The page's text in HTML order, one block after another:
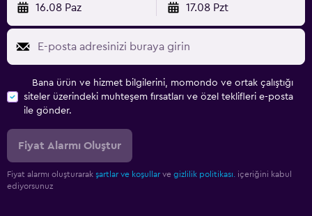
16.08 Paz 17.08 Pzt
Bana ürün ve hizmet bilgilerini, momondo ve ortak çalıştığı
siteler üzerindeki muhteşem fırsatları ve özel teklifleri e-posta
ile gönder.
Fiyat Alarmı Oluştur
Fiyat alarmı oluşturarak şartlar ve koşullar ve gizlilik politikası.
içeriğini kabul
ediyorsunuz